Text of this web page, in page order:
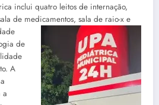
inclui quatro leitos de internação,
de medicamentos, sala de raio-x e
de
A
a